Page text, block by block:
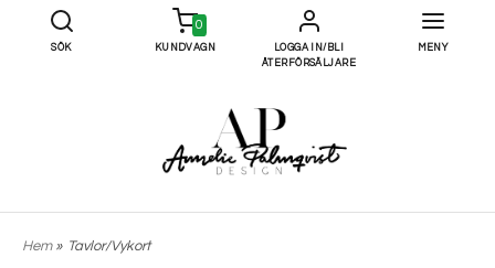
SÖK
0
KUNDVAGN
LOGGA IN/BLI
ÅTERFÖRSÄLJARE
MENY
Hem» Tavlor/Vykort